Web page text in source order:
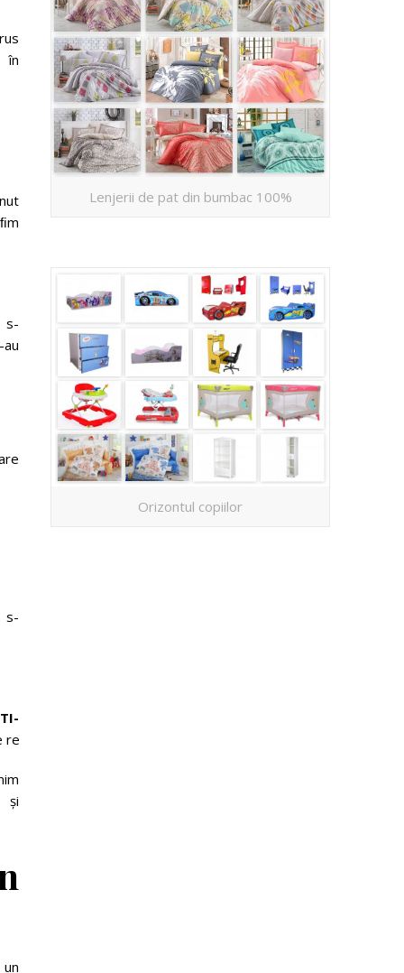
s-
sociale.
Lenjerii de pat din bumbac 100%
Orizontul copiilor